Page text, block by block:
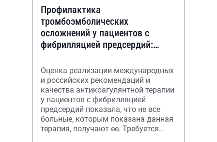
Профилактика
тромбоэмболических
осложнений у пациентов с
фибрилляцией предсердий:
рекомендации и их реализация
в реальной к
Оценка реализации международных
и российских рекомендаций и
качества антикоагулянтной терапии
у пациентов с фибрилляцией
предсердий показала, что не все
больные, которым показана данная
терапия, получают ее. Требуется